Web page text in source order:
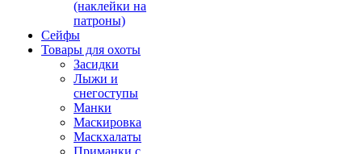
(наклейки на
патроны)
Сейфы
Товары для охоты
Засидки
Лыжи и
снегоступы
Манки
Маскировка
Маскхалаты
Приманки с